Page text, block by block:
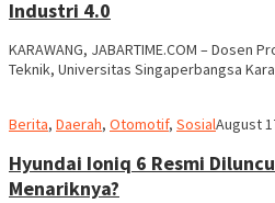
Industri 4.0
KARAWANG, JABARTIME.COM – Dosen
Teknik, Universitas Singaperbangsa
Berita, Daerah, Otomotif, Sosialadmin
August
Hyundai Ioniq 6 Resmi
Menariknya?